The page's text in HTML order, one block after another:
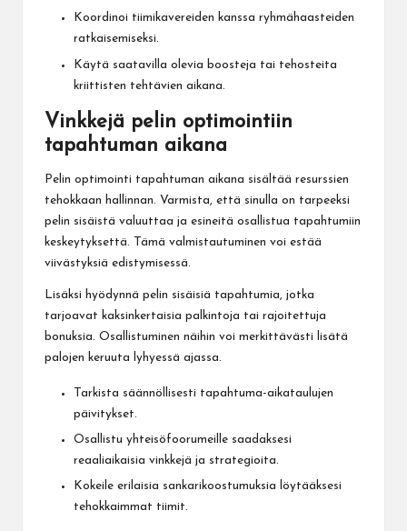
Koordinoi tiimikavereiden kanssa ryhmähaasteiden
ratkaisemiseksi.
Käytä saatavilla olevia boosteja tai tehosteita
kriittisten tehtävien aikana.
Vinkkejä pelin optimointiin
tapahtuman aikana
Pelin optimointi tapahtuman aikana sisältää resurssien
tehokkaan hallinnan. Varmista, että sinulla on tarpeeksi
pelin sisäistä valuuttaa ja esineitä osallistua tapahtumiin
keskeytyksettä. Tämä valmistautuminen voi estää
viivästyksiä edistymisessä.
Lisäksi hyödynnä pelin sisäisiä tapahtumia, jotka
tarjoavat kaksinkertaisia palkintoja tai rajoitettuja
bonuksia. Osallistuminen näihin voi merkittävästi lisätä
palojen keruuta lyhyessä ajassa.
Tarkista säännöllisesti tapahtuma-aikataulujen
päivitykset.
Osallistu yhteisöfoorumeille saadaksesi
reaaliaikaisia vinkkejä ja strategioita.
Kokeile erilaisia sankarikoostumuksia löytääksesi
tehokkaimmat tiimit.